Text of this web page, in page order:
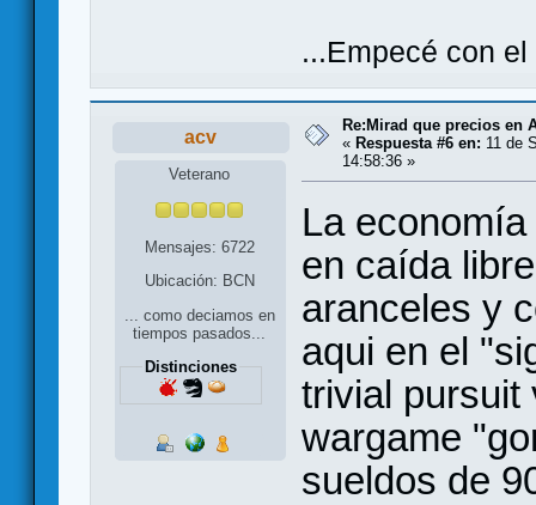
...Empecé con
acv
Veterano
Mensajes: 6722
Ubicación: BCN
... como deciamos en
tiempos pasados...
Distinciones
Re:Mirad que precios en
« Respuesta #6 en: 11 de
14:58:36 »
La
en caída
aranceles y
aqui en el
trivial pursuit
wargame
sueldos de